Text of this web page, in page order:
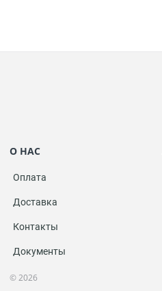
О НАС
Оплата
Доставка
Контакты
Документы
© 2026